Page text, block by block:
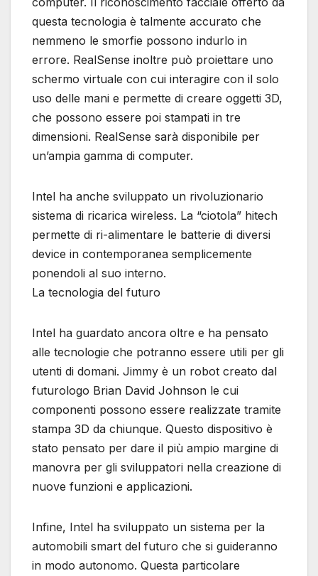
questa tecnologia è talmente accurato che
nemmeno le smorfie possono indurlo in
errore. RealSense inoltre può proiettare uno
schermo virtuale con cui interagire con il solo
uso delle mani e permette di creare oggetti 3D,
che possono essere poi stampati in tre
dimensioni. RealSense sarà disponibile per
un’ampia gamma di computer.
Intel ha anche sviluppato un rivoluzionario
sistema di ricarica wireless. La “ciotola” hitech
permette di ri-alimentare le batterie di diversi
device in contemporanea semplicemente
ponendoli al suo interno.
La tecnologia del futuro
Intel ha guardato ancora oltre e ha pensato
alle tecnologie che potranno essere utili per gli
utenti di domani. Jimmy è un robot creato dal
futurologo Brian David Johnson le cui
componenti possono essere realizzate tramite
stampa 3D da chiunque. Questo dispositivo è
stato pensato per dare il più ampio margine di
manovra per gli sviluppatori nella creazione di
nuove funzioni e applicazioni.
Infine, Intel ha sviluppato un sistema per la
automobili smart del futuro che si guideranno
in modo autonomo. Questa particolare